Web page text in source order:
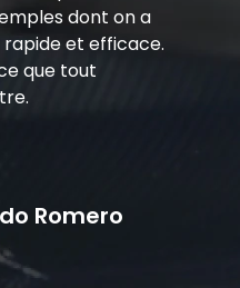
dont on a
rapide et efficace.
que tout
Romero